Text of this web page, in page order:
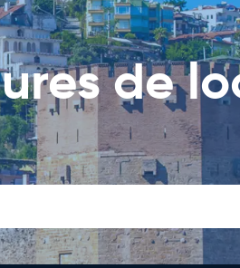
de